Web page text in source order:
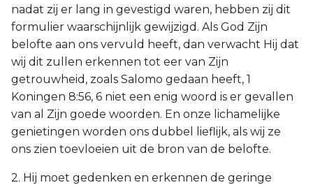
nadat zij er lang in gevestigd waren, hebben zij dit
formulier waarschijnlijk gewijzigd. Als God Zijn
belofte aan ons vervuld heeft, dan verwacht Hij dat
wij dit zullen erkennen tot eer van Zijn
getrouwheid, zoals Salomo gedaan heeft, 1
Koningen 8:56, 6 niet een enig woord is er gevallen
van al Zijn goede woorden. En onze lichamelijke
genietingen worden ons dubbel lieflijk, als wij ze
ons zien toevloeien uit de bron van de belofte.
2. Hij moet gedenken en erkennen de geringe